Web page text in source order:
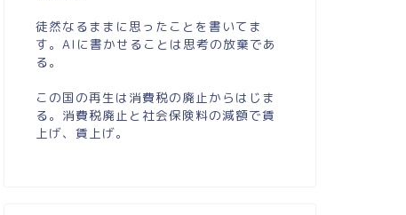
徒然なるままに思ったことを書いてま
す。AIに書かせることは思考の放棄であ
る。
この国の再生は消費税の廃止からはじま
る。消費税廃止と社会保険料の減額で賃
上げ、賃上げ。